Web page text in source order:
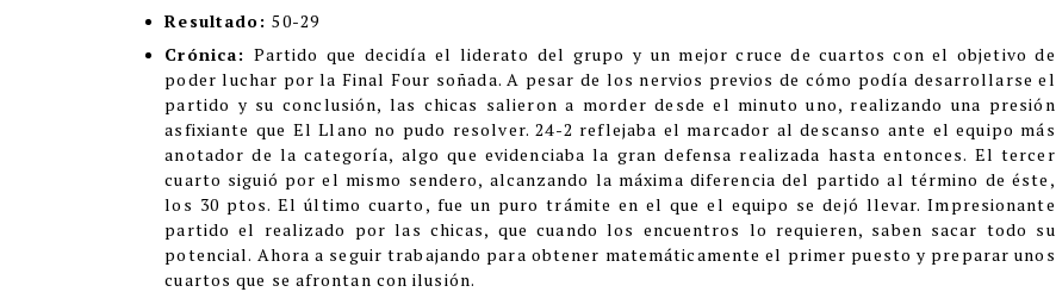
Resultado:50-29
Crónica: Partido que decidía el liderato del grupo y un mejor cruce de cuartos con el objetivo de
poder luchar por la Final Four soñada. A pesar de los nervios previos de cómo podía desarrollarse el
partido y su conclusión, las chicas salieron a morder desde el minuto uno, realizando una presión
asfixiante que El Llano no pudo resolver. 24-2 reflejaba el marcador al descanso ante el equipo más
anotador de la categoría, algo que evidenciaba la gran defensa realizada hasta entonces. El tercer
cuarto siguió por el mismo sendero, alcanzando la máxima diferencia del partido al término de éste,
los 30 ptos. El último cuarto, fue un puro trámite en el que el equipo se dejó llevar. Impresionante
partido el realizado por las chicas, que cuando los encuentros lo requieren, saben sacar todo su
potencial. Ahora a seguir trabajando para obtener matemáticamente el primer puesto y preparar unos
cuartos que se afrontan con ilusión.